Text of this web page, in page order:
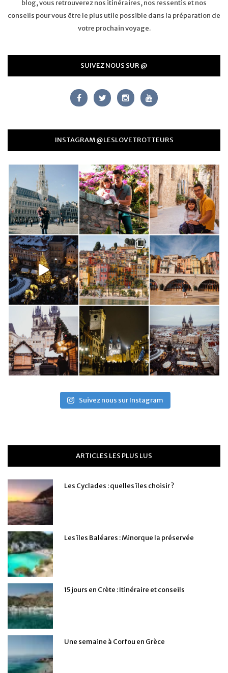
blog, vous retrouverez nos itinéraires, nos ressentis et nos
conseils pour vous être le plus utile possible dans la préparation de
votre prochain voyage.
SUIVEZ NOUS SUR @
INSTAGRAM @LESLOVETROTTEURS
Suivez nous sur Instagram
ARTICLES LES PLUS LUS
Les Cyclades : quelles îles choisir ?
Les îles Baléares : Minorque la préservée
15 jours en Crète : Itinéraire et conseils
Une semaine à Corfou en Grèce